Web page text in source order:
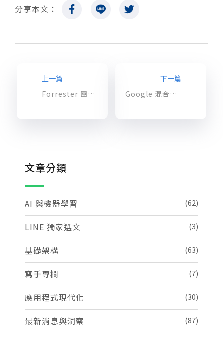
分享本文：
上一篇
Forrester 團隊研究：導入 Anthos 可望提升 4.8 倍 ROI
下一篇
Google 混合雲平台 Anthos 資訊安全一覽：強化應用程式安全
文章分類
AI 與機器學習 (62)
LINE 獨家選文 (3)
基礎架構 (63)
寫手專欄 (7)
應用程式現代化 (30)
最新消息與洞察 (87)